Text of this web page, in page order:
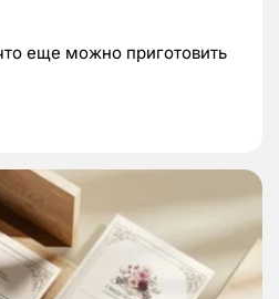
еще можно приготовить